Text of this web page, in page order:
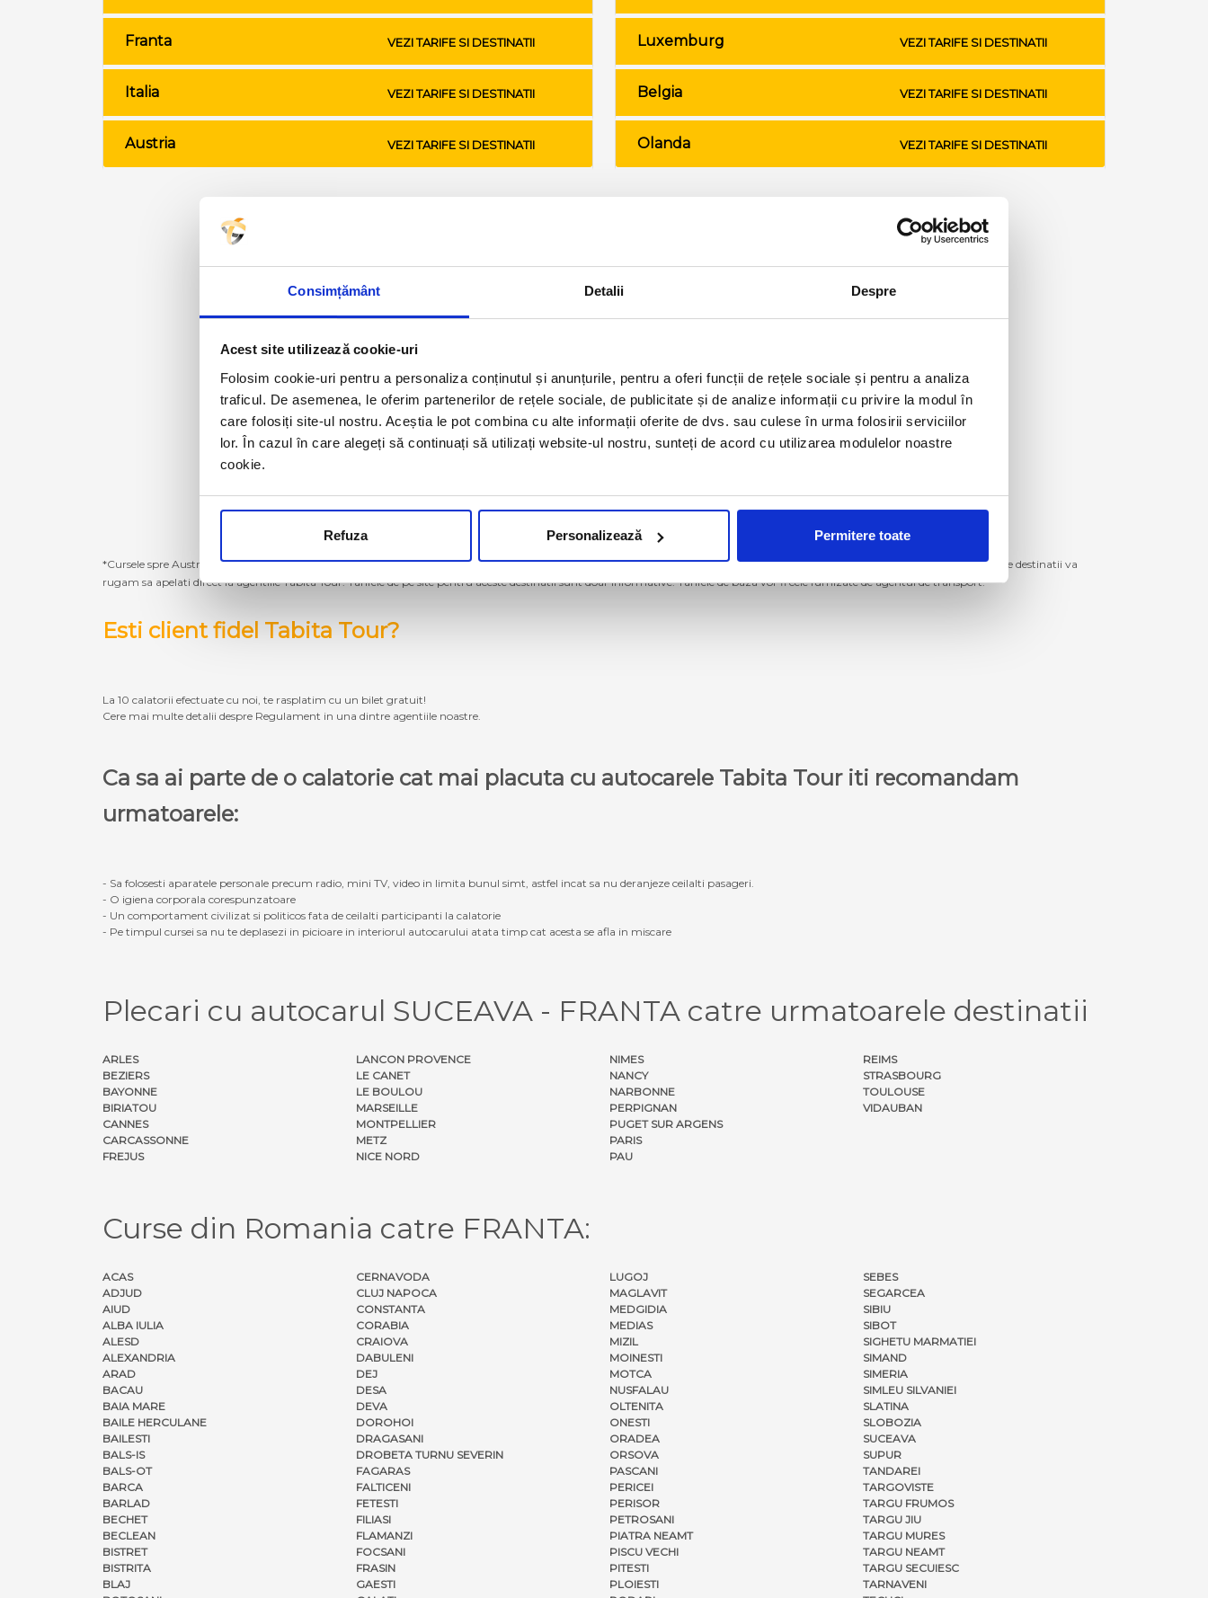
Consimțământ Detalii Despre
Acest site utilizează cookie-uri
Folosim cookie-uri pentru a personaliza conținutul și anunțurile, pentru a oferi funcții de rețele sociale și pentru a analiza
traficul. De asemenea, le oferim partenerilor de rețele sociale, de publicitate și de analize informații cu privire la modul în
care folosiți site-ul nostru. Aceștia le pot combina cu alte informații oferite de dvs. sau culese în urma folosirii serviciilor
lor. În cazul în care alegeți să continuați să utilizați website-ul nostru, sunteți de acord cu utilizarea modulelor noastre
cookie.
Refuza Personalizează Permitere toate
Franta VEZI TARIFE SI DESTINATII
Italia VEZI TARIFE SI DESTINATII
Austria VEZI TARIFE SI DESTINATII
Luxemburg VEZI TARIFE SI DESTINATII
Belgia VEZI TARIFE SI DESTINATII
Olanda VEZI TARIFE SI DESTINATII
*Cursele spre Austria, Germania, Belgia, Olanda, Luxemburg momentan nu se mai operează cu autocarele proprii Tabita Tour. Pentru a achizitiona bilete de autocar spre aceste destinatii va
rugam sa apelati direct la agentiile Tabita Tour. Tarifele de pe site pentru aceste destinatii sunt doar informative. Tarifele de baza vor fi cele furnizate de agentul de transport.
Esti client fidel Tabita Tour?
La 10 calatorii efectuate cu noi, te rasplatim cu un bilet gratuit!
Cere mai multe detalii despre Regulament in una dintre agentiile noastre.
Ca sa ai parte de o calatorie cat mai placuta cu autocarele Tabita Tour iti recomandam
urmatoarele:
- Sa folosesti aparatele personale precum radio, mini TV, video in limita bunul simt, astfel incat sa nu deranjeze ceilalti pasageri.
- O igiena corporala corespunzatoare
- Un comportament civilizat si politicos fata de ceilalti participanti la calatorie
- Pe timpul cursei sa nu te deplasezi in picioare in interiorul autocarului atata timp cat acesta se afla in miscare
Plecari cu autocarul SUCEAVA - FRANTA catre urmatoarele destinatii
ARLES
BEZIERS
BAYONNE
BIRIATOU
CANNES
CARCASSONNE
FREJUS
LANCON PROVENCE
LE CANET
LE BOULOU
MARSEILLE
MONTPELLIER
METZ
NICE NORD
NIMES
NANCY
NARBONNE
PERPIGNAN
PUGET SUR ARGENS
PARIS
PAU
REIMS
STRASBOURG
TOULOUSE
VIDAUBAN
Curse din Romania catre FRANTA:
ACAS
ADJUD
AIUD
ALBA IULIA
ALESD
ALEXANDRIA
ARAD
BACAU
BAIA MARE
BAILE HERCULANE
BAILESTI
BALS-IS
BALS-OT
BARCA
BARLAD
BECHET
BECLEAN
BISTRET
BISTRITA
BLAJ
CERNAVODA
CLUJ NAPOCA
CONSTANTA
CORABIA
CRAIOVA
DABULENI
DEJ
DESA
DEVA
DOROHOI
DRAGASANI
DROBETA TURNU SEVERIN
FAGARAS
FALTICENI
FETESTI
FILIASI
FLAMANZI
FOCSANI
FRASIN
GAESTI
LUGOJ
MAGLAVIT
MEDGIDIA
MEDIAS
MIZIL
MOINESTI
MOTCA
NUSFALAU
OLTENITA
ONESTI
ORADEA
ORSOVA
PASCANI
PERICEI
PERISOR
PETROSANI
PIATRA NEAMT
PISCU VECHI
PITESTI
PLOIESTI
SEBES
SEGARCEA
SIBIU
SIBOT
SIGHETU MARMATIEI
SIMAND
SIMERIA
SIMLEU SILVANIEI
SLATINA
SLOBOZIA
SUCEAVA
SUPUR
TANDAREI
TARGOVISTE
TARGU FRUMOS
TARGU JIU
TARGU MURES
TARGU NEAMT
TARGU SECUIESC
TARNAVENI